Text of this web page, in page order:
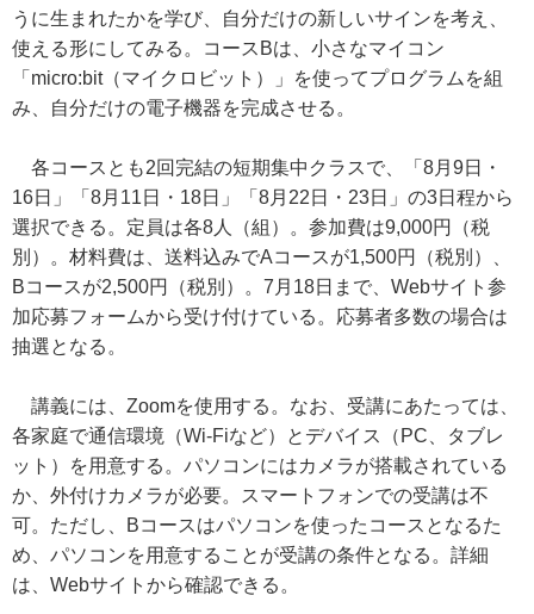
うに生まれたかを学び、自分だけの新しいサインを考え、
使える形にしてみる。コースBは、小さなマイコン
「micro:bit（マイクロビット）」を使ってプログラムを組
み、自分だけの電子機器を完成させる。
各コースとも2回完結の短期集中クラスで、「8月9日・
16日」「8月11日・18日」「8月22日・23日」の3日程から
選択できる。定員は各8人（組）。参加費は9,000円（税
別）。材料費は、送料込みでAコースが1,500円（税別）、
Bコースが2,500円（税別）。7月18日まで、Webサイト参
加応募フォームから受け付けている。応募者多数の場合は
抽選となる。
講義には、Zoomを使用する。なお、受講にあたっては、
各家庭で通信環境（Wi-Fiなど）とデバイス（PC、タブレ
ット）を用意する。パソコンにはカメラが搭載されている
か、外付けカメラが必要。スマートフォンでの受講は不
可。ただし、Bコースはパソコンを使ったコースとなるた
め、パソコンを用意することが受講の条件となる。詳細
は、Webサイトから確認できる。